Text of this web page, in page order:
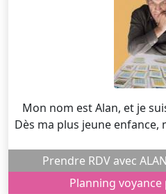
Mon nom est Alan, et je
Planning voyance